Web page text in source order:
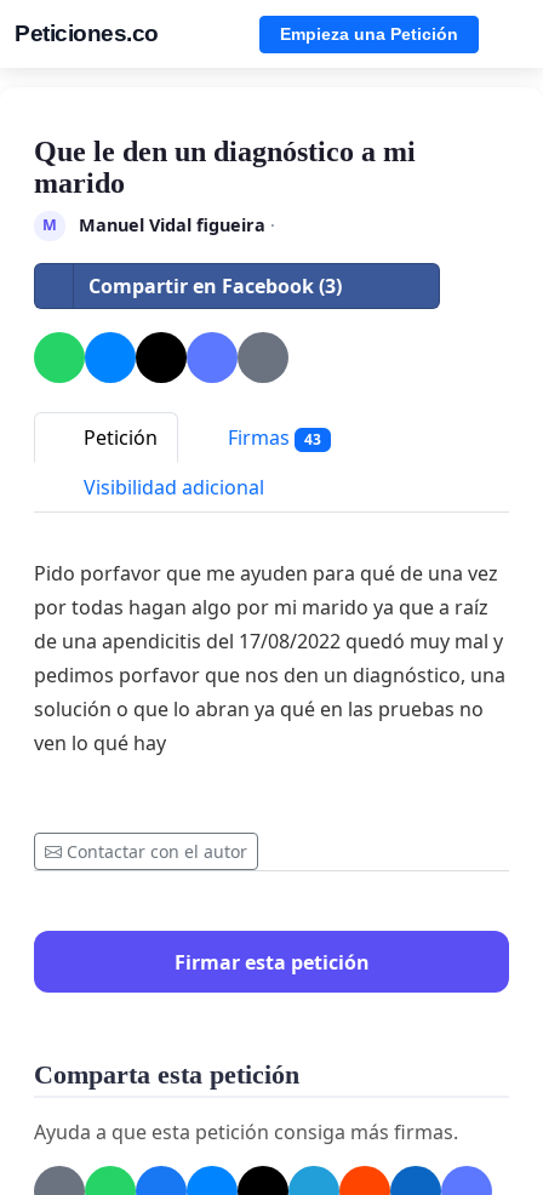
Peticiones.co Empieza una Petición
Que le den un diagnóstico a mi
marido
M Manuel Vidal figueira ·
Compartir en Facebook (3)
Petición Firmas 43
Visibilidad adicional
Pido porfavor que me ayuden para qué de una vez
por todas hagan algo por mi marido ya que a raíz
de una apendicitis del 17/08/2022 quedó muy mal y
pedimos porfavor que nos den un diagnóstico, una
solución o que lo abran ya qué en las pruebas no
ven lo qué hay
Contactar con el autor
Firmar esta petición
Comparta esta petición
Ayuda a que esta petición consiga más firmas.